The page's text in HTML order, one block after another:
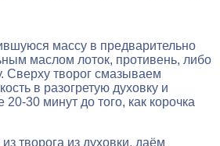
массу в предварительно
маслом лоток, противень, либо
Сверху творог смазываем
в разогретую духовку и
30 минут до того, как корочка
творога из духовки, даём